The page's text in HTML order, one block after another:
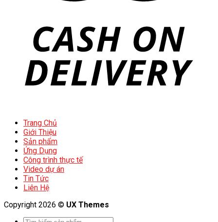
Trang Chủ
Giới Thiệu
Sản phẩm
Ứng Dụng
Công trình thực tế
Video dự án
Tin Tức
Liên Hệ
Copyright 2026 © UX Themes